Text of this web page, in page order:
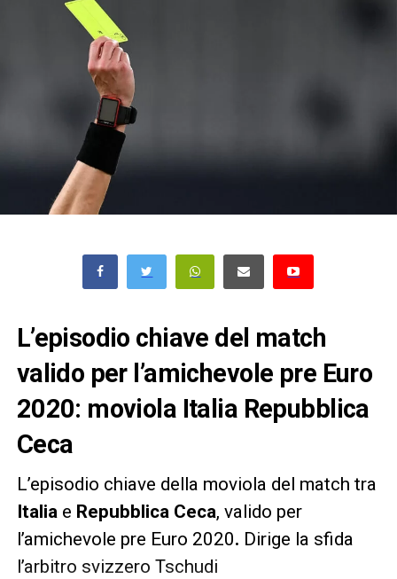
L’episodio chiave del match
valido per l’amichevole pre Euro
2020: moviola Italia Repubblica
Ceca
L’episodio chiave della moviola del match tra
Italia e Repubblica Ceca, valido per
l’amichevole pre Euro 2020. Dirige la sfida
l’arbitro svizzero Tschudi